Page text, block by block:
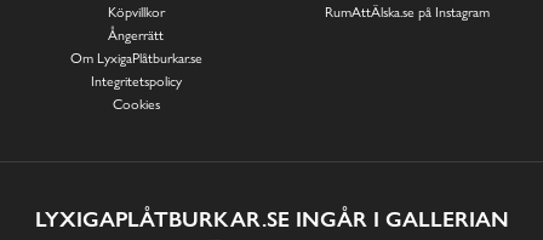
Köpvillkor
Ångerrätt
Om LyxigaPlåtburkar.se
Integritetspolicy
Cookies
RumAttÄlska.se på Instagram
LYXIGAPLÅTBURKAR.SE INGÅR I GALLERIAN